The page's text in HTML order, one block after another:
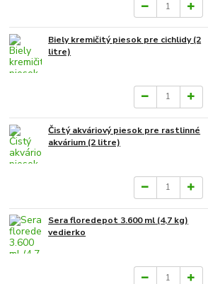
Biely kremičitý piesok pre cichlidy (2
litre)
Čistý akváriový piesok pre rastlinné
akvárium (2 litre)
Sera floredepot 3.600 ml (4,7 kg)
vedierko